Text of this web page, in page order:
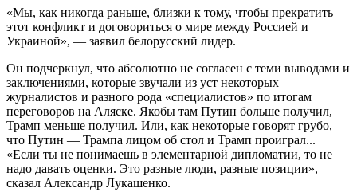
«Мы, как никогда раньше, близки к тому, чтобы прекратить
этот конфликт и договориться о мире между Россией и
Украиной», — заявил белорусский лидер.
Он подчеркнул, что абсолютно не согласен с теми выводами и
заключениями, которые звучали из уст некоторых
журналистов и разного рода «специалистов» по итогам
переговоров на Аляске. Якобы там Путин больше получил,
Трамп меньше получил. Или, как некоторые говорят грубо,
что Путин — Трампа лицом об стол и Трамп проиграл...
«Если ты не понимаешь в элементарной дипломатии, то не
надо давать оценки. Это разные люди, разные позиции», —
сказал Александр Лукашенко.